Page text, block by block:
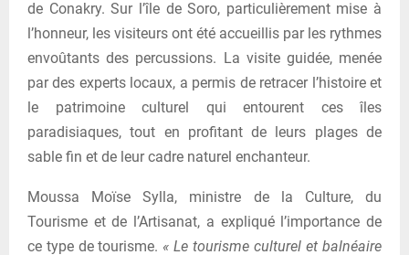
de Conakry. Sur l’île de Soro, particulièrement mise à
l’honneur, les visiteurs ont été accueillis par les rythmes
envoûtants des percussions. La visite guidée, menée
par des experts locaux, a permis de retracer l’histoire et
le patrimoine culturel qui entourent ces îles
paradisiaques, tout en profitant de leurs plages de
sable fin et de leur cadre naturel enchanteur.
Moussa Moïse Sylla, ministre de la Culture, du
Tourisme et de l’Artisanat, a expliqué l’importance de
ce type de tourisme. « Le tourisme culturel et balnéaire